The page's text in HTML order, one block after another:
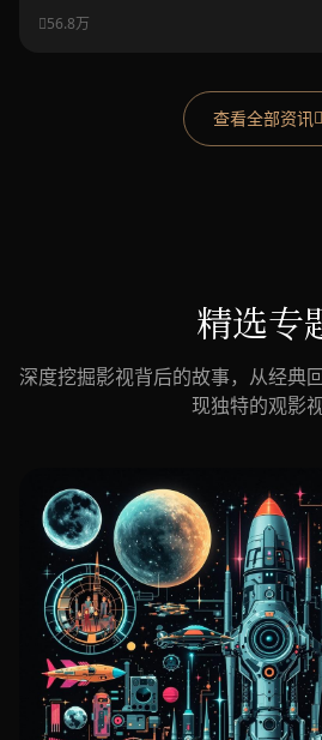
56.8万
查看全部资讯
精选专
深度挖掘影视背后的故事，从经典
现独特的观影